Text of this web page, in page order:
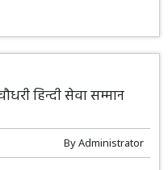
हिन्दी सेवा सम्मान
ByAdministrator